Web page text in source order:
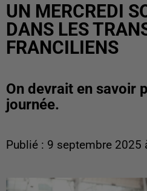
UN MERCREDI
DANS LES
FRANCILIENS
On devrait en savoir
journée.
Publié : 9 septembre 2025